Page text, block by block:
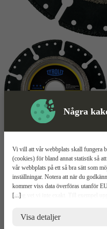
Några
[...]
Vi vill att vår webbplats skall fungera
(cookies) för bland annat statistik så
vår webbplats på ett så bra sätt som
inställningar. Notera att när du
kommer viss data överföras utanför
bolag vet vi inte exakt. Till exempel
risker för dina personuppgifter. De
brottsbekämpande myndigheter i
Visa detaljer
Kapskiva Mer information
Tyrolit DCCI
Specialgjord för